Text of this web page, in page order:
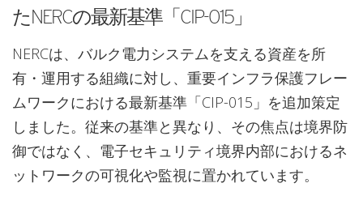
たNERCの最新基準「CIP-015」
NERCは、バルク電力システムを支える資産を所
有・運用する組織に対し、重要インフラ保護フレー
ムワークにおける最新基準「CIP-015」を追加策定
しました。従来の基準と異なり、その焦点は境界防
御ではなく、電子セキュリティ境界内部におけるネ
ットワークの可視化や監視に置かれています。